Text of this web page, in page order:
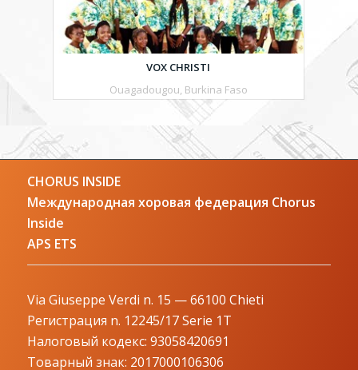
VOX CHRISTI
Ouagadougou, Burkina Faso
CHORUS INSIDE
Международная хоровая федерация Chorus
Inside
APS ETS
Via Giuseppe Verdi n. 15 — 66100 Chieti
Регистрация n. 12245/17 Serie 1T
Налоговый кодекс: 93058420691
Товарный знак: 2017000106306